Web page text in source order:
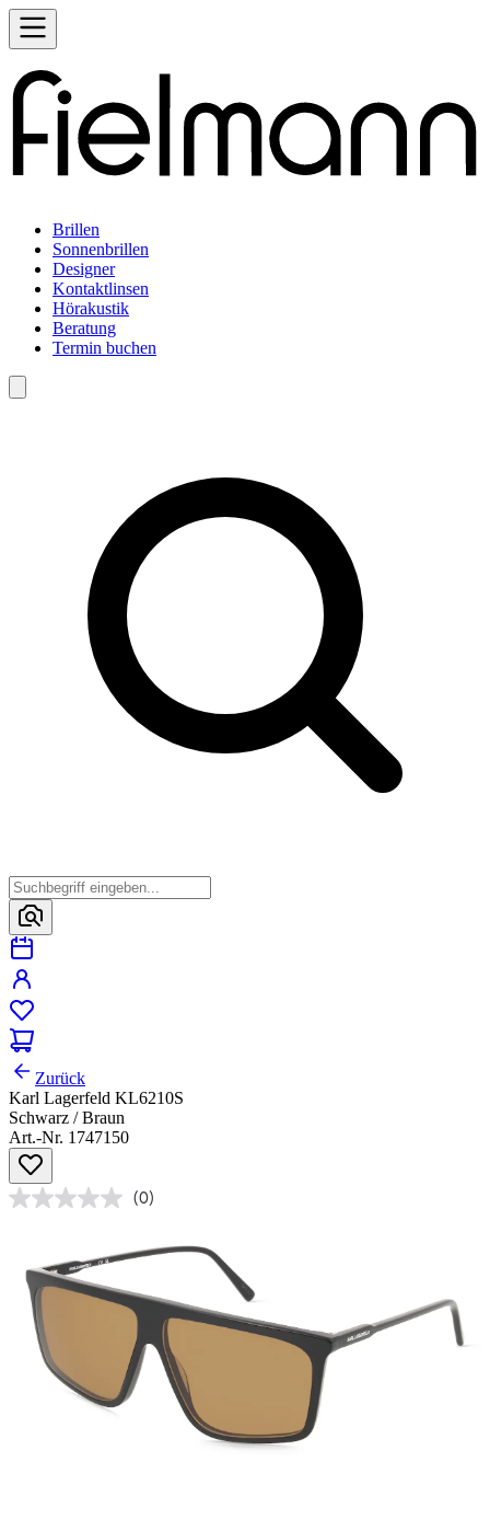
Brillen
Sonnenbrillen
Designer
Kontaktlinsen
Hörakustik
Beratung
Termin buchen
Zurück
Karl Lagerfeld KL6210S
Schwarz / Braun
Art.-Nr. 1747150
(0)